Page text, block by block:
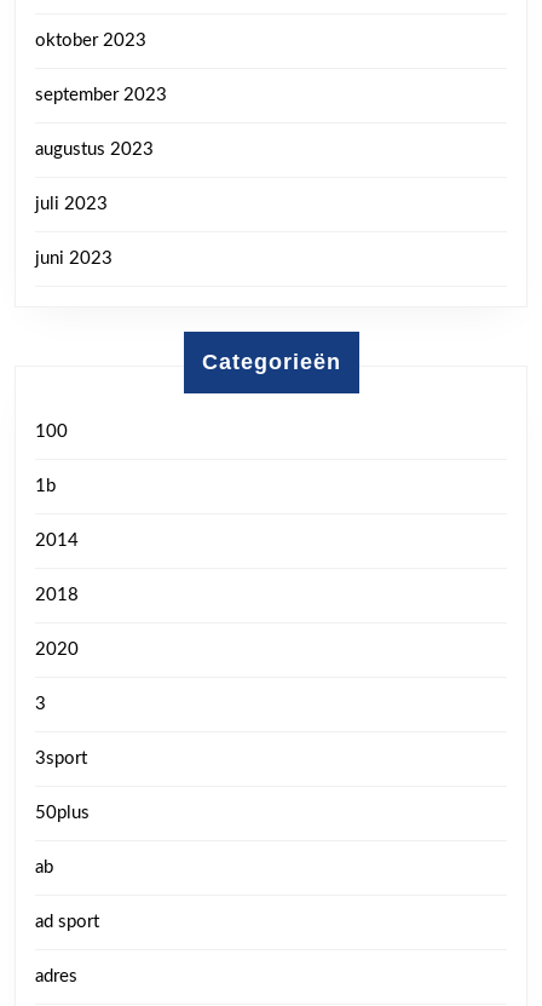
oktober 2023
september 2023
augustus 2023
juli 2023
juni 2023
Categorieën
100
1b
2014
2018
2020
3
3sport
50plus
ab
ad sport
adres